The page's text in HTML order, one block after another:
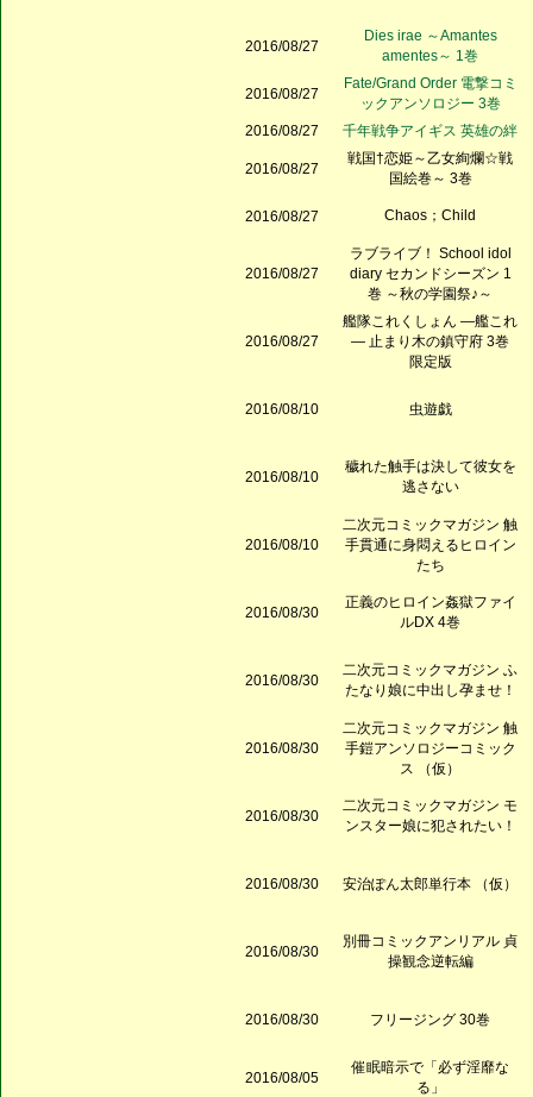
2016/08/27
Dies irae ～Amantes
amentes～ 1巻
2016/08/27
Fate/Grand Order 電撃コミ
ックアンソロジー 3巻
2016/08/27
千年戦争アイギス 英雄の絆
2016/08/27
戦国†恋姫～乙女絢爛☆戦
国絵巻～ 3巻
2016/08/27 Chaos；Child
2016/08/27
ラブライブ！ School idol
diary セカンドシーズン 1
巻 ～秋の学園祭♪～
2016/08/27
艦隊これくしょん ―艦これ
― 止まり木の鎮守府 3巻
限定版
2016/08/10 虫遊戯
2016/08/10
穢れた触手は決して彼女を
逃さない
2016/08/10
二次元コミックマガジン 触
手貫通に身悶えるヒロイン
たち
2016/08/30
正義のヒロイン姦獄ファイ
ルDX 4巻
2016/08/30
二次元コミックマガジン ふ
たなり娘に中出し孕ませ！
2016/08/30
二次元コミックマガジン 触
手鎧アンソロジーコミック
ス （仮）
2016/08/30
二次元コミックマガジン モ
ンスター娘に犯されたい！
2016/08/30 安治ぽん太郎単行本 （仮）
2016/08/30
別冊コミックアンリアル 貞
操観念逆転編
2016/08/30 フリージング 30巻
2016/08/05
催眠暗示で「必ず淫靡な
る」